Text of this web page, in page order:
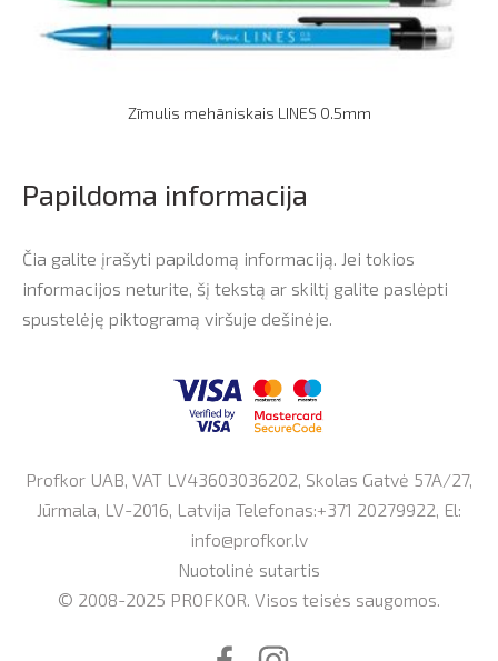
Papildoma informacija
Čia galite įrašyti papildomą informaciją. Jei tokios
informacijos neturite, šį tekstą ar skiltį galite paslėpti
spustelėję piktogramą viršuje dešinėje.
Zīmulis mehāniskais LINES 0.5mm
Profkor UAB, VAT LV43603036202, Skolas Gatvė 57A/27,
Jūrmala, LV-2016, Latvija Telefonas:+371 20279922, El:
info@profkor.lv
Nuotolinė sutartis
© 2008-2025 PROFKOR. Visos teisės saugomos.